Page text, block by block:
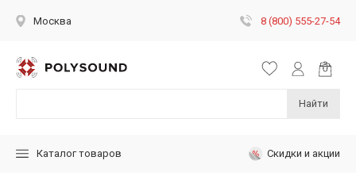
Москва 8 (800) 555-27-54
Найти
Каталог товаров Скидки и акции